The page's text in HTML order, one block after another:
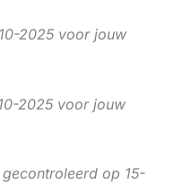
2025 voor jouw
2025 voor jouw
op 15-